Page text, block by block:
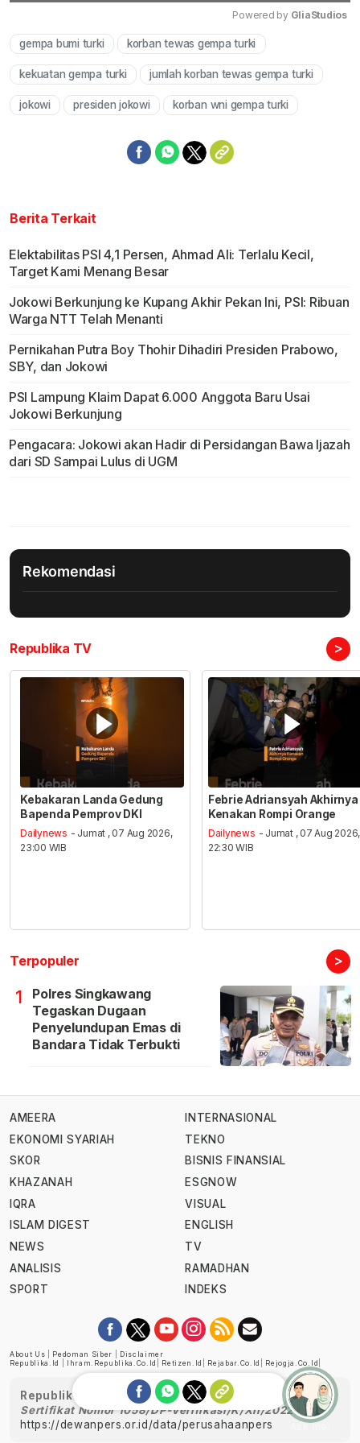
Powered by GliaStudios
gempa bumi turki korban tewas gempa turki
kekuatan gempa turki jumlah korban tewas gempa turki
jokowi presiden jokowi korban wni gempa turki
Berita Terkait
Elektabilitas PSI 4,1 Persen, Ahmad Ali: Terlalu Kecil,
Target Kami Menang Besar
Jokowi Berkunjung ke Kupang Akhir Pekan Ini, PSI: Ribuan
Warga NTT Telah Menanti
Pernikahan Putra Boy Thohir Dihadiri Presiden Prabowo,
SBY, dan Jokowi
PSI Lampung Klaim Dapat 6.000 Anggota Baru Usai
Jokowi Berkunjung
Pengacara: Jokowi akan Hadir di Persidangan Bawa Ijazah
dari SD Sampai Lulus di UGM
Rekomendasi
Republika TV >
Kebakaran Landa Gedung
Bapenda Pemprov DKI
Dailynews - Jumat , 07 Aug 2026,
23:00 WIB
Febrie Adriansyah Akhirnya
Kenakan Rompi Orange
Dailynews - Jumat , 07 Aug 2026,
22:30 WIB
Terpopuler >
1
Polres Singkawang
Tegaskan Dugaan
Penyelundupan Emas di
Bandara Tidak Terbukti
AMEERA
EKONOMI SYARIAH
SKOR
KHAZANAH
IQRA
ISLAM DIGEST
NEWS
ANALISIS
SPORT
INTERNASIONAL
TEKNO
BISNIS FINANSIAL
ESGNOW
VISUAL
ENGLISH
TV
RAMADHAN
INDEKS
About Us Pedoman Siber
Disclaimer
Republika.id
Ihram.republika.co.id Retizen.id Rejabar.co.id Rejogja.co.id
Republika telah diverifikasi oleh Dewan Pers
Sertifikat Nomor 1058/DP-Verifikasi/K/XII/2022
https://dewanpers.or.id/data/perusahaanpers
Ask me!